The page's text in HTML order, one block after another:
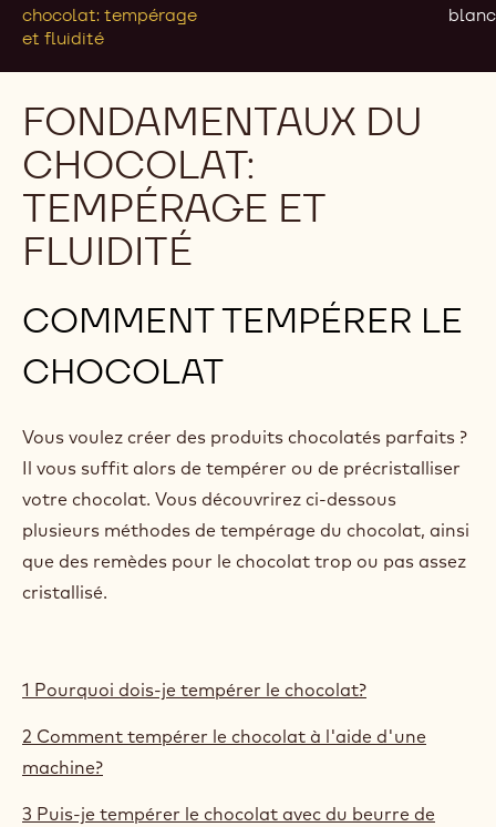
chocolat: tempérage
et fluidité
FONDAMENTAUX DU
CHOCOLAT:
TEMPÉRAGE ET
FLUIDITÉ
COMMENT TEMPÉRER LE
CHOCOLAT
Vous voulez créer des produits chocolatés parfaits ?
Il vous suffit alors de tempérer ou de précristalliser
votre chocolat. Vous découvrirez ci-dessous
plusieurs méthodes de tempérage du chocolat, ainsi
que des remèdes pour le chocolat trop ou pas assez
cristallisé.
1 Pourquoi dois-je tempérer le chocolat?
2 Comment tempérer le chocolat à l'aide d'une
machine?
3 Puis-je tempérer le chocolat avec du beurre de